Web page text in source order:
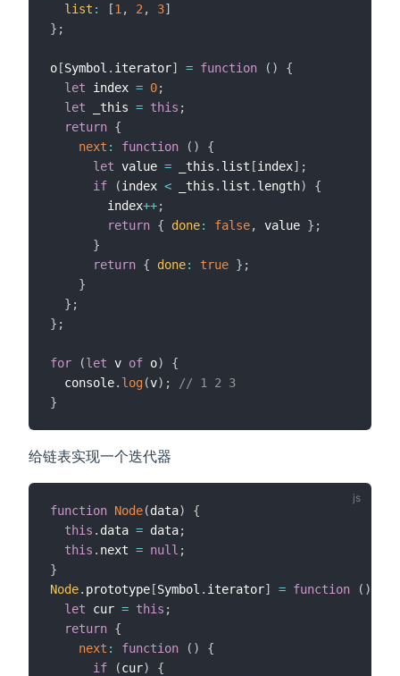
list : [1 , 2 , 3]
} ;
o[Symbol . iterator] = function ( )
{
let index = 0;
let _this = this ;
return {
next : function ( )
{
let value = _this . list [index] ;
if
(index < _this . list . length)
{
        index
++;
return { done: false, value } ;
}
return { done: true } ;
}
} ;
} ;
for (let v of o)
{
  console
. log(v) ;
// 1 2 3
}
给链表实现一个迭代器
function Node(data)
{
this . data = data;
this . next = null ;
}
Node. prototype[Symbol . iterator] = function ( )
let cur = this ;
return {
next : function ( )
{
if
(cur)
{